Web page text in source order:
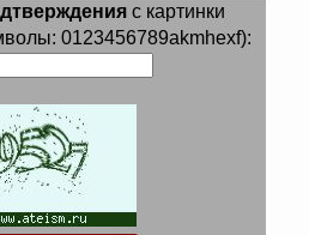
с картинки
0123456789akmhexf):